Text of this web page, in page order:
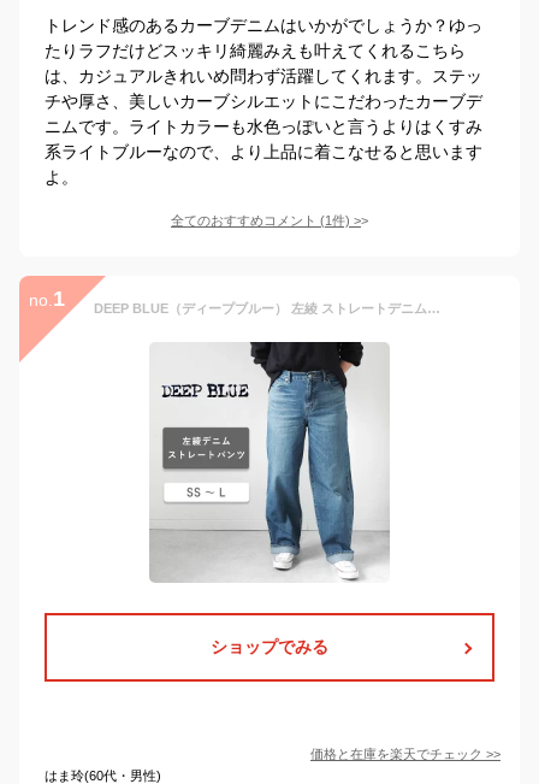
トレンド感のあるカーブデニムはいかがでしょうか？ゆっ
たりラフだけどスッキリ綺麗みえも叶えてくれるこちら
は、カジュアルきれいめ問わず活躍してくれます。ステッ
チや厚さ、美しいカーブシルエットにこだわったカーブデ
ニムです。ライトカラーも水色っぽいと言うよりはくすみ
系ライトブルーなので、より上品に着こなせると思います
よ。
全てのおすすめコメント (1件) >
no. 1 DEEP BLUE（ディープブルー） 左綾 ストレートデニムパンツ ミディアムブルー レディース [72986-2] 岡山 倉敷 児島 ジーンズ パンツ ジーパン ズボン ボトムス Gパン ライトウォッシュ ゆったり 紺 定番 シンプル おしゃれ 可愛い オールシーズン 日本製 国産 XS SS S M L
ショップでみる
価格と在庫を楽天でチェック >>
はま玲(60代・男性)